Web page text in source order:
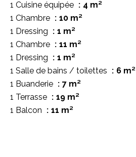
1 Cuisine équipée
4 m²
1 Chambre
10 m²
1 Dressing
1 m²
1 Chambre
11 m²
1 Dressing
1 m²
1 Salle de bains / toilettes
6 m²
1 Buanderie
7 m²
1 Terrasse
19 m²
1 Balcon
11 m²